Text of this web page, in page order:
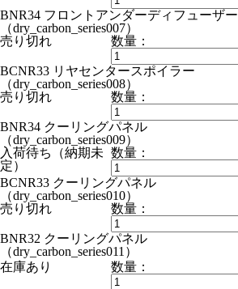
BNR34 フロントアンダーディフューザー
（dry_carbon_series007）
売り切れ
数量：
BCNR33 リヤセンタースポイラー
（dry_carbon_series008）
売り切れ
数量：
BNR34 クーリングパネル
（dry_carbon_series009）
入荷待ち（納期未
定）
数量：
BCNR33 クーリングパネル
（dry_carbon_series010）
売り切れ
数量：
BNR32 クーリングパネル
（dry_carbon_series011）
在庫あり
数量：